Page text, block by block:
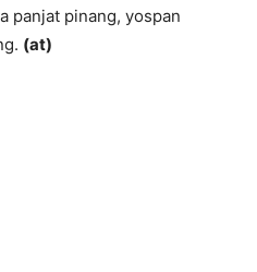
panjat pinang, yospan
(at)